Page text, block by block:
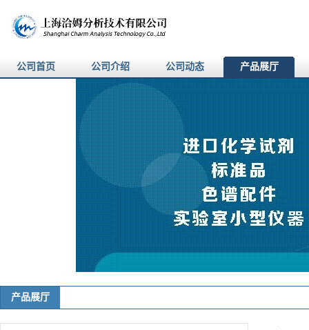
公司首页 公司介绍 公司动态 产品展厅
产品展厅